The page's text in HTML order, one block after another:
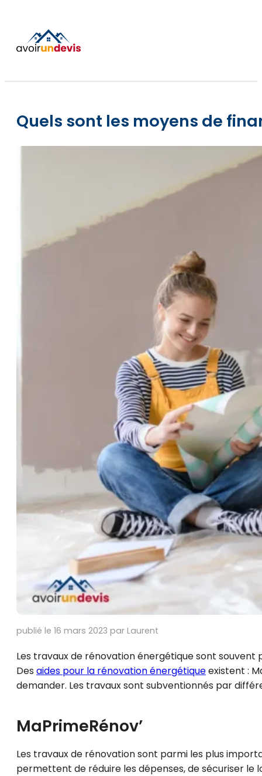
Quels sont les moyens de
publié le 16 mars 2023 par Laurent
Les travaux de rénovation énergétique sont souvent
Des aides pour la rénovation énergétiqueexistent :
demander. Les travaux sont subventionnés par
MaPrimeRénov’
Les travaux de rénovation sont parmi les plus
permettent de réduire les dépenses, de sécuriser